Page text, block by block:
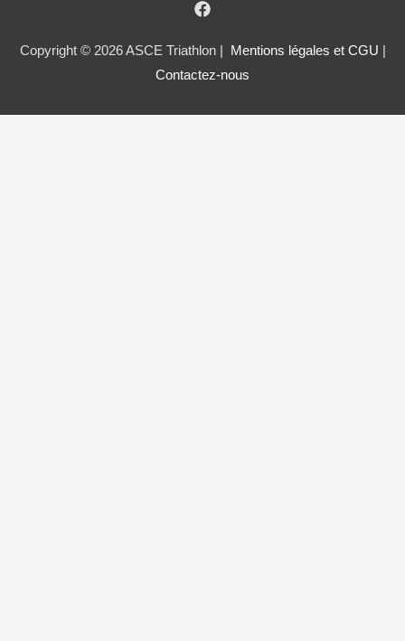
Copyright © 2026 ASCE Triathlon | Mentions légales et CGU
Contactez-nous